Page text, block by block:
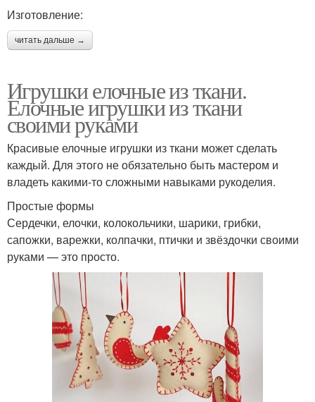
Изготовление:
читать дальше →
Игрушки елочные из ткани.
Елочные игрушки из ткани
своими руками
Красивые елочные игрушки из ткани может сделать
каждый. Для этого не обязательно быть мастером и
владеть какими-то сложными навыками рукоделия.
Простые формы
Сердечки, елочки, колокольчики, шарики, грибки,
сапожки, варежки, колпачки, птички и звёздочки своими
руками — это просто.